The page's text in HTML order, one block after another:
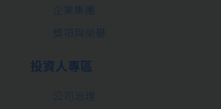
企業集團
獎項與榮譽
投資人專區
公司治理